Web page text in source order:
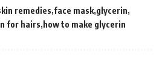
remedies face mask glycerin
for hairs how to make glycerin